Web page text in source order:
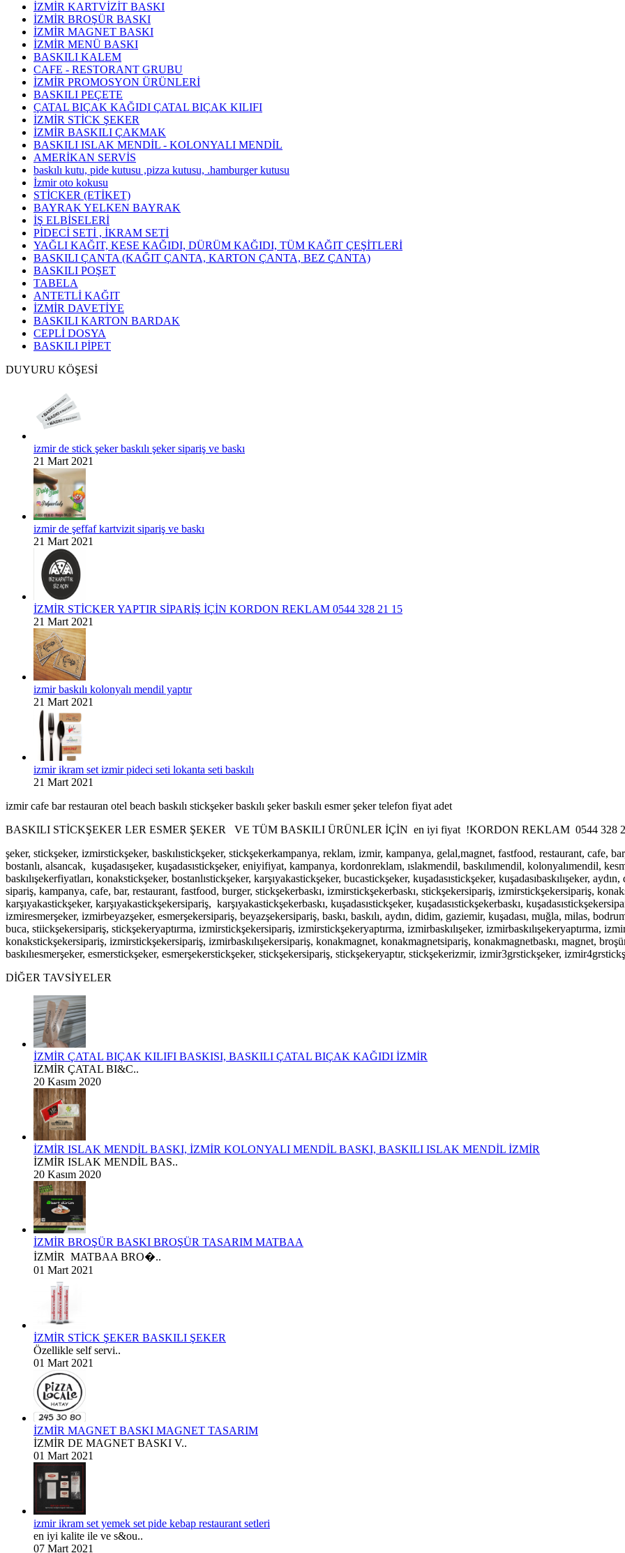
İZMİR KARTVİZİT BASKI
İZMİR BROŞÜR BASKI
İZMİR MAGNET BASKI
İZMİR MENÜ BASKI
BASKILI KALEM
CAFE - RESTORANT GRUBU
İZMİR PROMOSYON ÜRÜNLERİ
BASKILI PEÇETE
ÇATAL BIÇAK KAĞIDI ÇATAL BIÇAK KILIFI
İZMİR STİCK ŞEKER
İZMİR BASKILI ÇAKMAK
BASKILI ISLAK MENDİL - KOLONYALI MENDİL
AMERİKAN SERVİS
baskılı kutu, pide kutusu ,pizza kutusu, .hamburger kutusu
İzmir oto kokusu
STİCKER (ETİKET)
BAYRAK YELKEN BAYRAK
İŞ ELBİSELERİ
PİDECİ SETİ , İKRAM SETİ
YAĞLI KAĞIT, KESE KAĞIDI, DÜRÜM KAĞIDI, TÜM KAĞIT ÇEŞİTLERİ
BASKILI ÇANTA (KAĞIT ÇANTA, KARTON ÇANTA, BEZ ÇANTA)
BASKILI POŞET
TABELA
ANTETLİ KAĞIT
İZMİR DAVETİYE
BASKILI KARTON BARDAK
CEPLİ DOSYA
BASKILI PİPET
DUYURU KÖŞESİ
izmir de stick şeker baskılı şeker sipariş ve baskı
21 Mart 2021
izmir de şeffaf kartvizit sipariş ve baskı
21 Mart 2021
İZMİR STİCKER YAPTIR SİPARİŞ İÇİN KORDON REKLAM 0544 328 21 15
21 Mart 2021
izmir baskılı kolonyalı mendil yaptır
21 Mart 2021
izmir ikram set izmir pideci seti lokanta seti baskılı
21 Mart 2021
izmir cafe bar restauran otel beach baskılı stickşeker baskılı şeker baskılı esmer şeker telefon fiyat adet
BASKILI STİCKŞEKER LER ESMER ŞEKER VE TÜM BASKILI ÜRÜNLER İÇİN en iyi fiyat !KORDON REKLAM 0544 328
şeker, stickşeker, izmirstickşeker, baskılıstickşeker, stickşekerkampanya, reklam, izmir, kampanya, gelal,magnet, fastfood, restaurant, cafe,
bostanlı, alsancak, kuşadasışeker, kuşadasıstickşeker, eniyifiyat, kampanya, kordonreklam, ıslakmendil, baskılımendil, kolonyalımendil,
baskılışekerfiyatları, konakstickşeker, bostanlıstickşeker, karşıyakastickşeker, bucastickşeker, kuşadasıstickşeker, kuşadasıbaskılışeker,
sipariş, kampanya, cafe, bar, restaurant, fastfood, burger, stickşekerbaskı, izmirstickşekerbaskı, stickşekersipariş, izmirstickşekersipariş,
karşıyakastickşeker, karşıyakastickşekersipariş, karşıyakastickşekerbaskı, kuşadasıstickşeker, kuşadasıstickşekerbaskı,
izmiresmerşeker, izmirbeyazşeker, esmerşekersipariş, beyazşekersipariş, baskı, baskılı, aydın, didim, gaziemir, kuşadası, muğla, milas,
buca, stiickşekersipariş, stickşekeryaptırma, izmirstickşekersipariş, izmirstickşekeryaptırma, izmirbaskılışeker, izmirbaskılışekeryaptırma,
konakstickşekersipariş, izmirstickşekersipariş, izmirbaskılışekersipariş, konakmagnet, konakmagnetsipariş, konakmagnetbaskı, magnet,
baskılıesmerşeker, esmerstickşeker, esmerşekerstickşeker, stickşekersipariş, stickşekeryaptır, stickşekerizmir, izmir3grstickşeker,
DİĞER TAVSİYELER
İZMİR ÇATAL BIÇAK KILIFI BASKISI, BASKILI ÇATAL BIÇAK KAĞIDI İZMİR
İZMİR ÇATAL BI&C..
20 Kasım 2020
İZMİR ISLAK MENDİL BASKI, İZMİR KOLONYALI MENDİL BASKI, BASKILI ISLAK MENDİL İZMİR
İZMİR ISLAK MENDİL BAS..
20 Kasım 2020
İZMİR BROŞÜR BASKI BROŞÜR TASARIM MATBAA
İZMİR MATBAA BRO�..
01 Mart 2021
İZMİR STİCK ŞEKER BASKILI ŞEKER
Özellikle self servi..
01 Mart 2021
İZMİR MAGNET BASKI MAGNET TASARIM
İZMİR DE MAGNET BASKI V..
01 Mart 2021
izmir ikram set yemek set pide kebap restaurant setleri
en iyi kalite ile ve s&ou..
07 Mart 2021